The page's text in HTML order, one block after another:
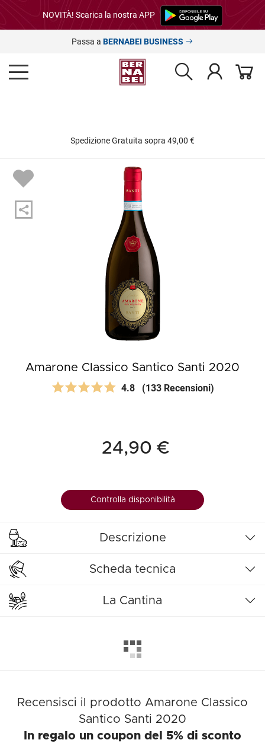
NOVITÀ! Scarica la nostra APP
Passa a BERNABEI BUSINESS
Spedizione Gratuita sopra 49,00 €
Amarone Classico Santico Santi 2020
4.8 (133 Recensioni)
24,90 €
Controlla disponibilità
Descrizione
Scheda tecnica
La Cantina
Recensisci il prodotto Amarone Classico
Santico Santi 2020
In regalo un coupon del 5% di sconto